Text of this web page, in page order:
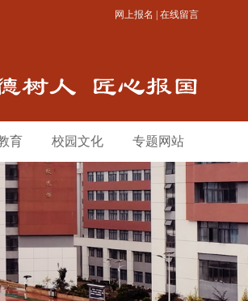
网上报名 在线留言
育 校园文化 专题网站